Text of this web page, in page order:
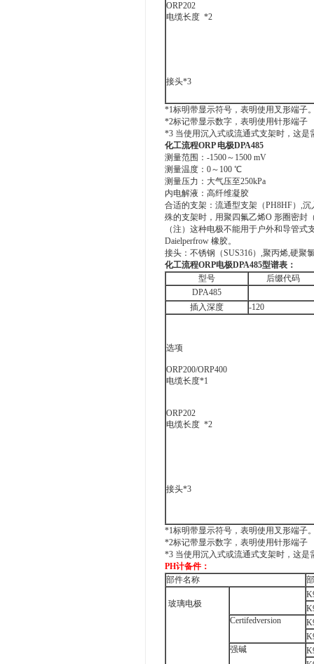
ORP202
电缆长度 *2
接头*3
*1标明带显示符号，表明使用叉形端子
*2标记带显示数字，表明使用针形端子
*3 当使用沉入式或流通式支架时，这是
化工流程ORP 电极DPA485
测量范围：-1500～1500 mV
测量温度：0～100 ℃
测量压力：大气压至250kPa
内电解液：高纤维凝胶
合适的支架：流通型支架（PH8HF）,
殊的支架时，用聚四氟乙烯O 形圈密封
（注）这种电极不能用于户外和导管
Daielperfrow 橡胶。
接头：不锈钢（SUS316）,聚丙烯,硬聚
化工流程ORP电极DPA485型谱表：
型号
后缀代码
DPA485
插入深度
-120
选项
ORP200/ORP400
电缆长度*1
ORP202
电缆长度 *2
接头*3
*1标明带显示符号，表明使用叉形端子
*2标记带显示数字，表明使用针形端子
*3 当使用沉入式或流通式支架时，这是
PH计备件：
部件名称
玻璃电极
Certifedversion
强碱